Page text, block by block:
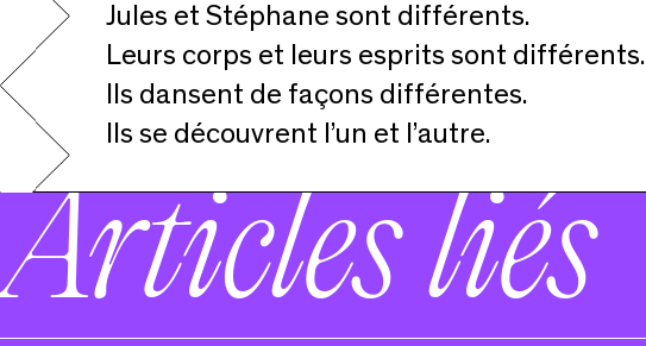
Jules et Stéphane sont différents.
Leurs corps et leurs esprits sont différents.
Ils dansent de façons différentes.
Ils se découvrent l’un et l’autre.
Articles liés